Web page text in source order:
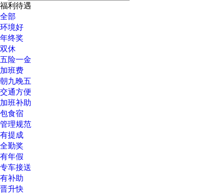
福利待遇
全部
环境好
年终奖
双休
五险一金
加班费
朝九晚五
交通方便
加班补助
包食宿
管理规范
有提成
全勤奖
有年假
专车接送
有补助
晋升快